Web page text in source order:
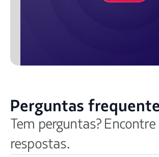
Perguntas
Tem perguntas? Encontre
respostas.